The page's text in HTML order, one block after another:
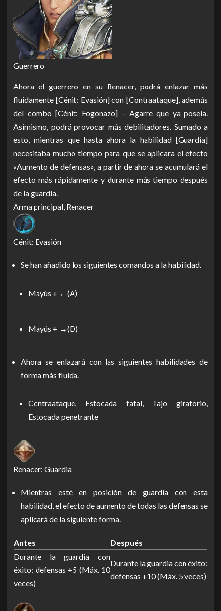
Guerrero
Ahora el guerrero en su Renacer, podrá enlazar más
fluidamente [Cénit: Evasión] con [Contraataque], además
del combo [Cénit: Fogonazo] – Agarre que ya poseía.
Asimismo, podrá provocar más debilitadores. Sumado a
esto, mientras que hasta ahora la habilidad [Guardia]
necesitaba mucho tiempo para que se aplicara el efecto
«Aumento de defensas», a partir de ahora se acumulará el
efecto más rápidamente y durante más tiempo después
de la guardia.
Arma principal, Renacer
Cénit: Evasión
Se han añadido los siguientes comandos a la habilidad.
Mayús + ←(A)
Mayús + →(D)
Ahora se enlazará con las siguientes habilidades de
forma más fluida.
Contraataque, Estocada fatal, Tajo giratorio,
Estocada penetrante
Renacer: Guardia
Mientras esté en posición de guardia con esta
habilidad, el efecto de aumento de todas las defensas se
aplicará de la siguiente forma.
Antes
Después
Durante la guardia con
éxito: defensas +5 (Máx. 10
veces)
Durante la guardia con éxito:
defensas +10 (Máx. 5 veces)